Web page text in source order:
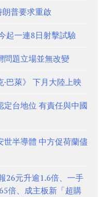
普要求重啟
起一連8日射擊試驗
問題立場並無改變
巴萊》 下月大陸上映
定台地位 有責任與中國
世半導體 中方促荷蘭儘
26元升逾1.6倍、一手
倍、成主板新「超購